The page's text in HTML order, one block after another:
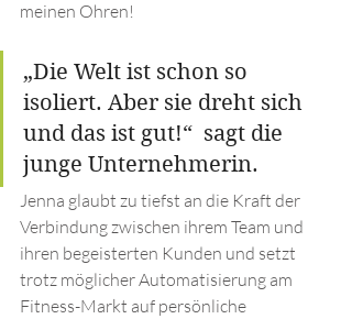
meinen Ohren!
„Die Welt ist schon so
isoliert. Aber sie dreht sich
und das ist gut!“  sagt die
junge Unternehmerin.
Jenna glaubt zu tiefst an die Kraft der
Verbindung zwischen ihrem Team und
ihren begeisterten Kunden und setzt
trotz möglicher Automatisierung am
Fitness-Markt auf persönliche